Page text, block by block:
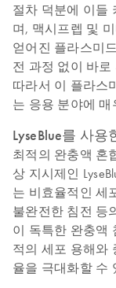
절차 덕분에 이들
며, 맥시프렙 및
얻어진 플라스미
전 과정 없이 바
따라서 이 플라스
는 응용 분야에 매
LyseBlue를 사
최적의 완충액 혼
상 지시제인
는 비효율적인 세
불완전한 침전 등
이 독특한 완충액
적의 세포 용해와
율을 극대화할 수